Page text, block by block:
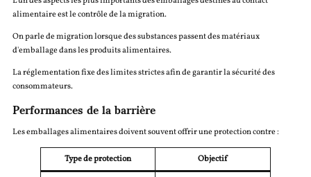
alimentaire est le contrôle de la migration.
On parle de migration lorsque des substances passent des matériaux
d'emballage dans les produits alimentaires.
La réglementation fixe des limites strictes afin de garantir la sécurité des
consommateurs.
Performances de la barrière
Les emballages alimentaires doivent souvent offrir une protection contre :
Type de protection Objectif